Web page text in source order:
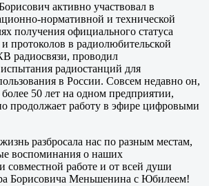
активно участвовал в
нормативной и технической
получения официального статуса
протоколов в радиолюбительской
радиосвязи, проводил
радиостанций для
в России. Совсем недавно он,
50 лет на одном предприятии,
продолжает работу в эфире цифровыми
разбросала нас по разным местам,
воспоминания о наших
совместной работе и от всей души
Борисовича Меньшенина с Юбилеем!